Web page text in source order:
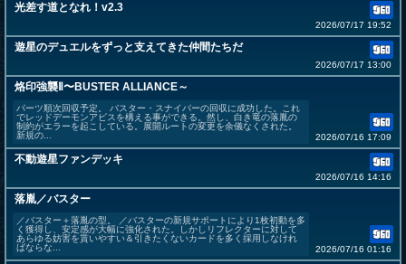
光差す道となれ！v2.3
2026/07/17 19:52
遊星のデュエルをずっと支えてきた仲間たちだ
2026/07/17 13:00
烙印強襲Ⅱ〜BUSTER ALLIANCE～
パーツ順次回収予定。 バスター・スナイパーの回収に成功した。これ
でレッドデーモンアビスを構える事ができる。然し、白き竜の落胤の
制約がエラーを起こしている。展開ルートの変更を余儀なくされた。
新規の...
2026/07/16 17:09
不動遊星ファンデッキ
2026/07/16 14:16
落胤／バスター
／バスター＋落胤の型。 ／バスターの新規サポートにより1枚初動を多
く獲得し、安定感が大幅に強化された。しかしリフレクターに対して
あらゆる妨害を貰いやすい＆引きたくないカードを多く採用しなけれ
ばならな...
2026/07/16 01:16